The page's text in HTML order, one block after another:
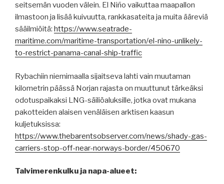
seitsemän vuoden välein. El Niño vaikuttaa maapallon
ilmastoon ja lisää kuivuutta, rankkasateita ja muita ääreviä
sääilmiöitä: https://www.seatrade-
maritime.com/maritime-transportation/el-nino-unlikely-
to-restrict-panama-canal-ship-traffic
Rybachiin niemimaalla sijaitseva lahti vain muutaman
kilometrin päässä Norjan rajasta on muuttunut tärkeäksi
odotuspaikaksi LNG-säiliöaluksille, jotka ovat mukana
pakotteiden alaisen venäläisen arktisen kaasun
kuljetuksissa:
https://www.thebarentsobserver.com/news/shady-gas-
carriers-stop-off-near-norways-border/450670
Talvimerenkulku ja napa-alueet: